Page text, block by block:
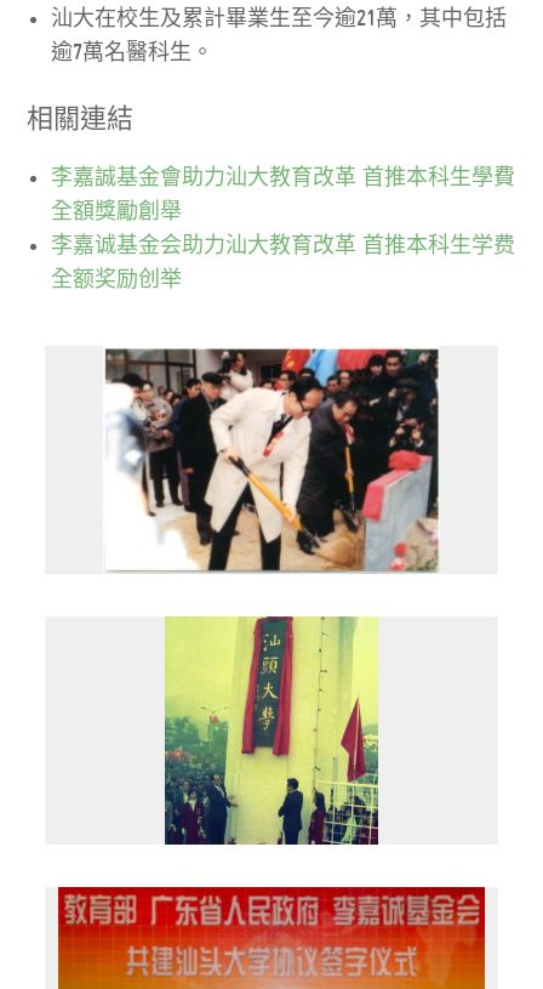
汕大在校生及累計畢業生至今逾21萬，其中包括
逾7萬名醫科生。
相關連結
李嘉誠基金會助力汕大教育改革 首推本科生學費
全額獎勵創舉
李嘉诚基金会助力汕大教育改革 首推本科生学费
全额奖励创举